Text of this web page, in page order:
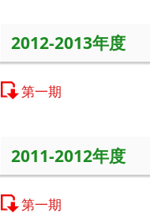
2012-2013年度
第一期
2011-2012年度
第一期